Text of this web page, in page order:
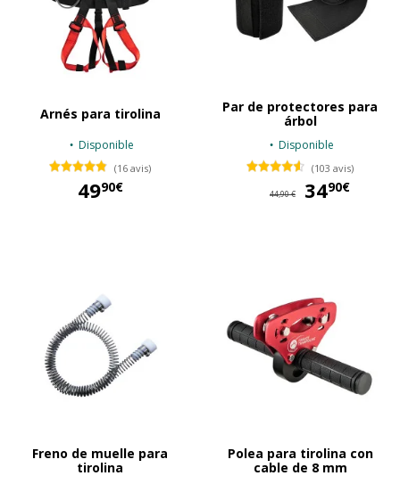
Arnés para tirolina
Disponible
(16 avis)
4990€
Par de protectores para
árbol
Disponible
(103 avis)
44,90 € 3490€
Freno de muelle para
tirolina
Polea para tirolina con
cable de 8 mm